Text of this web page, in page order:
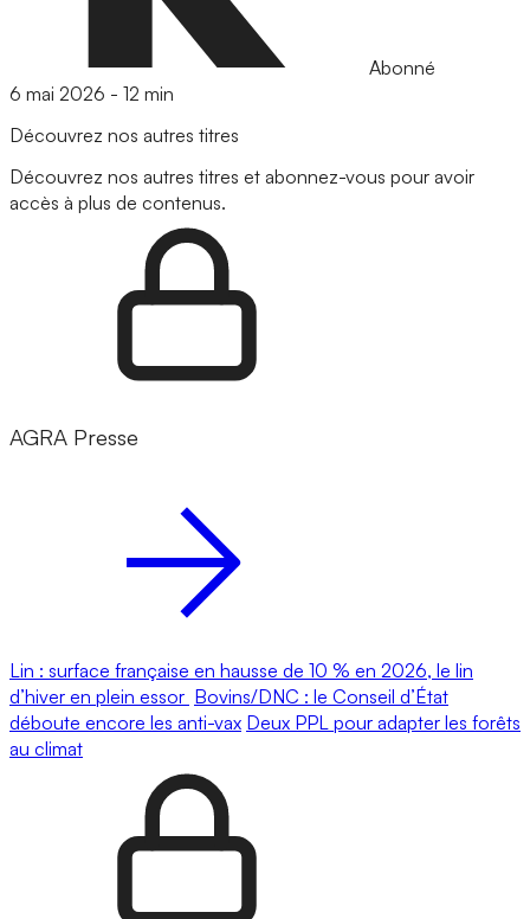
Abonné
6 mai 2026 - 12 min
Découvrez nos autres titres
Découvrez nos autres titres et abonnez-vous pour avoir
accès à plus de contenus.
AGRA Presse
Lin : surface française en hausse de 10 % en 2026, le lin
d’hiver en plein essor Bovins/DNC : le Conseil d’État
déboute encore les anti-vax Deux PPL pour adapter les forêts
au climat